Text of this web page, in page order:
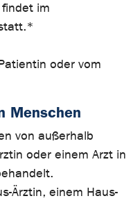
findet im
oder vom
Menschen
von außerhalb
oder einem Arzt in
Ärztin, einem Haus-